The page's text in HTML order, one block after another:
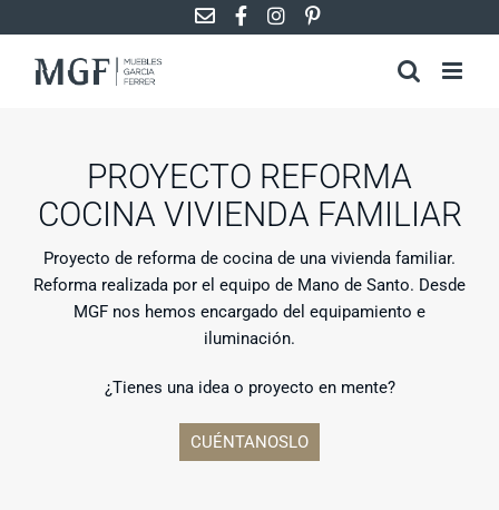
al
contenido
PROYECTO REFORMA
COCINA VIVIENDA FAMILIAR
Proyecto de reforma de cocina de una vivienda familiar.
Reforma realizada por el equipo de Mano de Santo. Desde
MGF nos hemos encargado del equipamiento e
iluminación.
¿Tienes una idea o proyecto en mente?
CUÉNTANOSLO